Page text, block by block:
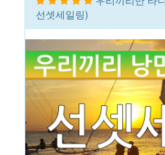
선셋세일링)